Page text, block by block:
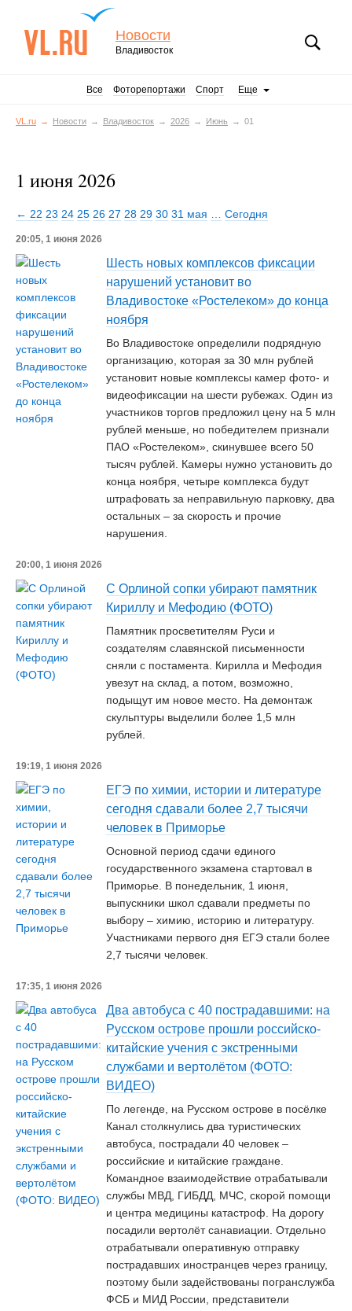
Новости
Владивосток
Все Фоторепортажи Спорт Еще
VL.ru Новости Владивосток 2026 Июнь 01
1 июня 2026
← 22 23 24 25 26 27 28 29 30 31 мая Сегодня
20:05, 1 июня 2026
Шесть новых комплексов фиксации
нарушений установит во
Владивостоке «Ростелеком» до конца
ноября
Во Владивостоке определили подрядную
организацию, которая за 30 млн рублей
установит новые комплексы камер фото- и
видеофиксации на шести рубежах. Один из
участников торгов предложил цену на 5 млн
рублей меньше, но победителем признали
ПАО «Ростелеком», скинувшее всего 50
тысяч рублей. Камеры нужно установить до
конца ноября, четыре комплекса будут
штрафовать за неправильную парковку, два
остальных – за скорость и прочие
нарушения.
20:00, 1 июня 2026
С Орлиной сопки убирают памятник
Кириллу и Мефодию (ФОТО)
Памятник просветителям Руси и
создателям славянской письменности
сняли с постамента. Кирилла и Мефодия
увезут на склад, а потом, возможно,
подыщут им новое место. На демонтаж
скульптуры выделили более 1,5 млн
рублей.
19:19, 1 июня 2026
ЕГЭ по химии, истории и литературе
сегодня сдавали более 2,7 тысячи
человек в Приморье
Основной период сдачи единого
государственного экзамена стартовал в
Приморье. В понедельник, 1 июня,
выпускники школ сдавали предметы по
выбору – химию, историю и литературу.
Участниками первого дня ЕГЭ стали более
2,7 тысячи человек.
17:35, 1 июня 2026
Два автобуса с 40 пострадавшими: на
Русском острове прошли российско-
китайские учения с экстренными
службами и вертолётом (ФОТО:
ВИДЕО)
По легенде, на Русском острове в посёлке
Канал столкнулись два туристических
автобуса, пострадали 40 человек –
российские и китайские граждане.
Командное взаимодействие отрабатывали
службы МВД, ГИБДД, МЧС, скорой помощи
и центра медицины катастроф. На дорогу
посадили вертолёт санавиации. Отдельно
отрабатывали оперативную отправку
пострадавших иностранцев через границу,
поэтому были задействованы погранслужба
ФСБ и МИД России, представители